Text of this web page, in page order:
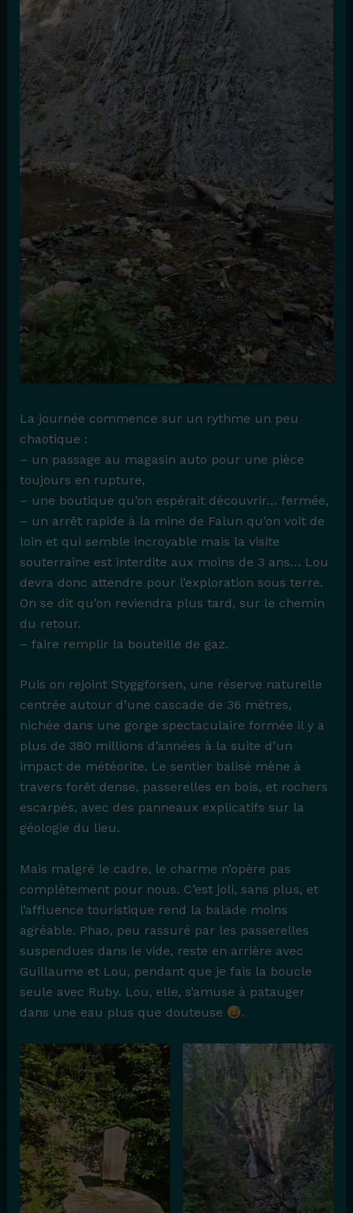
La journée commence sur un rythme un peu
chaotique :
– un passage au magasin auto pour une pièce
toujours en rupture,
– une boutique qu’on espérait découvrir… fermée,
– un arrêt rapide à la mine de Falun qu’on voit de
loin et qui semble incroyable mais la visite
souterraine est interdite aux moins de 3 ans… Lou
devra donc attendre pour l’exploration sous terre.
On se dit qu’on reviendra plus tard, sur le chemin
du retour.
– faire remplir la bouteille de gaz.
Puis on rejoint Styggforsen, une réserve naturelle
centrée autour d’une cascade de 36 mètres,
nichée dans une gorge spectaculaire formée il y a
plus de 380 millions d’années à la suite d’un
impact de météorite. Le sentier balisé mène à
travers forêt dense, passerelles en bois, et rochers
escarpés, avec des panneaux explicatifs sur la
géologie du lieu.
Mais malgré le cadre, le charme n’opère pas
complètement pour nous. C’est joli, sans plus, et
l’affluence touristique rend la balade moins
agréable. Phao, peu rassuré par les passerelles
suspendues dans le vide, reste en arrière avec
Guillaume et Lou, pendant que je fais la boucle
seule avec Ruby. Lou, elle, s’amuse à patauger
dans une eau plus que douteuse
.